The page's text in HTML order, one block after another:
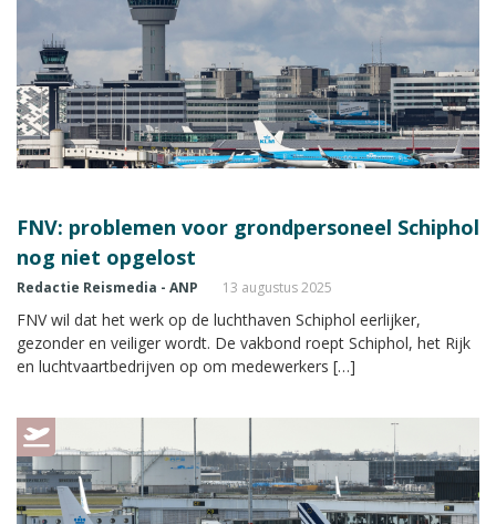
FNV: problemen voor grondpersoneel Schiphol
nog niet opgelost
Redactie Reismedia - ANP 13 augustus 2025
FNV wil dat het werk op de luchthaven Schiphol eerlijker,
gezonder en veiliger wordt. De vakbond roept Schiphol, het Rijk
en luchtvaartbedrijven op om medewerkers […]